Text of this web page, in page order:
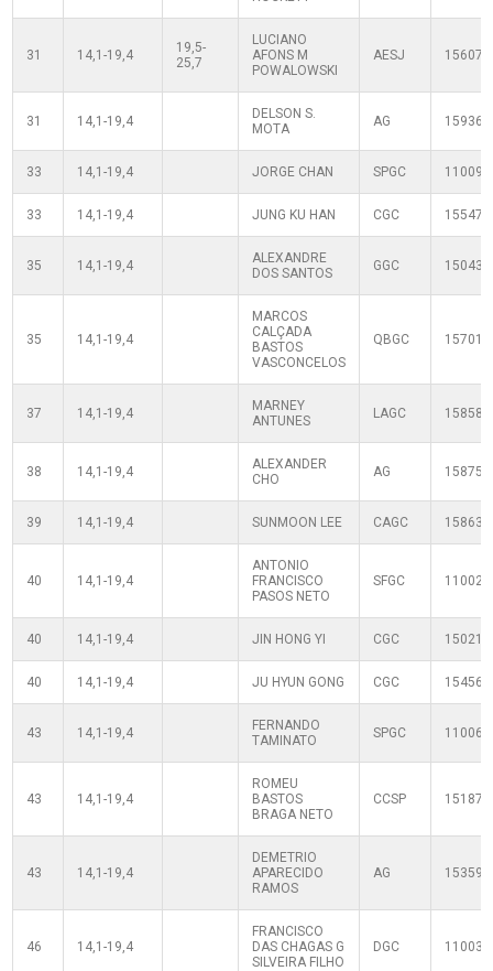
31 14,1-19,4
19,5-
25,7
LUCIANO
AFONS M
POWALOWSKI
AESJ
31 14,1-19,4
DELSON S.
MOTA
AG
33 14,1-19,4 JORGE CHAN SPGC
33 14,1-19,4 JUNG KU HAN CGC
35 14,1-19,4
ALEXANDRE
DOS SANTOS
GGC
35 14,1-19,4
MARCOS
CALÇADA
BASTOS
VASCONCELOS
QBGC
37 14,1-19,4
MARNEY
ANTUNES
LAGC
38 14,1-19,4
ALEXANDER
CHO
AG
39 14,1-19,4 SUNMOON LEE CAGC
40 14,1-19,4
ANTONIO
FRANCISCO
PASOS NETO
SFGC
40 14,1-19,4 JIN HONG YI CGC
40 14,1-19,4 JU HYUN GONG CGC
43 14,1-19,4
FERNANDO
TAMINATO
SPGC
43 14,1-19,4
ROMEU
BASTOS
BRAGA NETO
CCSP
43 14,1-19,4
DEMETRIO
APARECIDO
RAMOS
AG
46 14,1-19,4
FRANCISCO
DAS CHAGAS G
SILVEIRA FILHO
DGC